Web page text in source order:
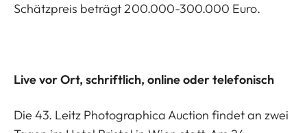
Schätzpreis beträgt 200.000-300.000 Euro.
Live vor Ort, schriftlich, online oder telefonisch
Die 43. Leitz Photographica Auction findet an zwei